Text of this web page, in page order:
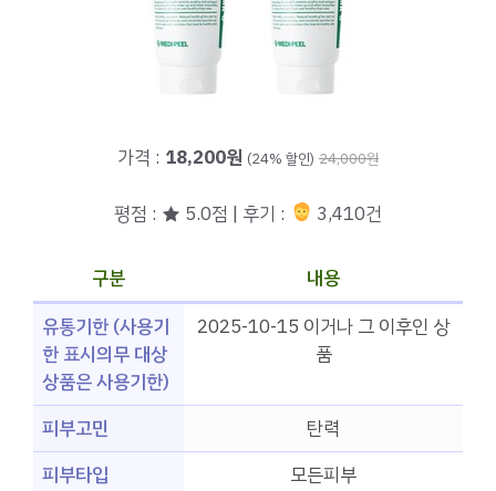
가격 : 18,200원 (24% 할인) 24,000원
평점 : ★ 5.0점 | 후기 : 3,410건
구분
내용
유통기한 (사용기
한 표시의무 대상
상품은 사용기한)
2025-10-15 이거나 그 이후인 상
품
피부고민
탄력
피부타입
모든피부